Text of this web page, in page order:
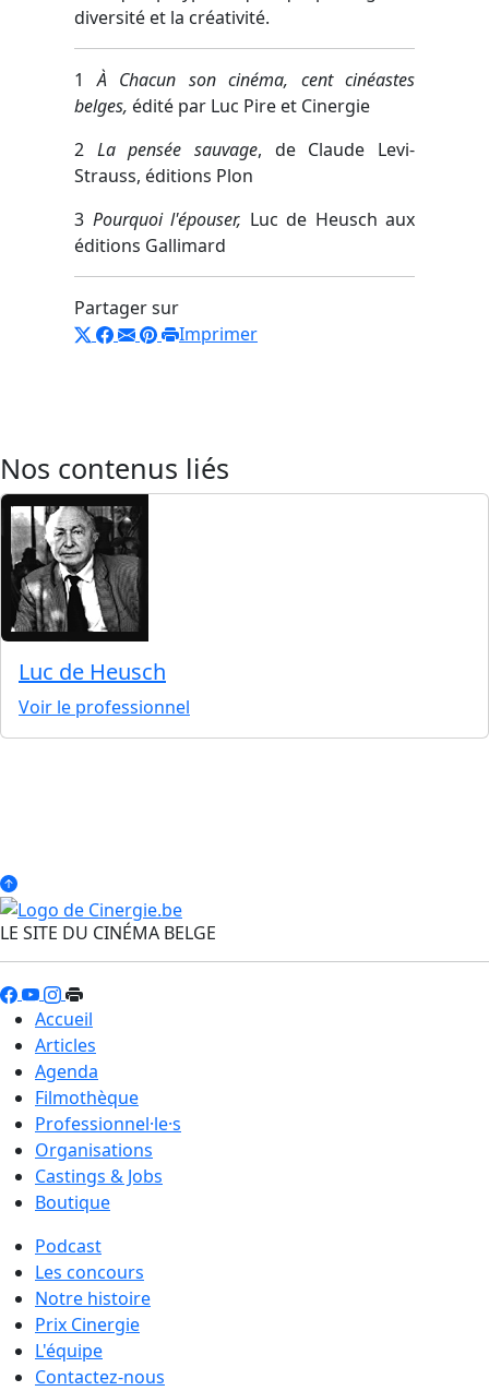
diversité et la créativité.
1À Chacun son cinéma, cent cinéastes
belges, édité par Luc Pire et Cinergie
2 La pensée sauvage, de Claude Levi-
Strauss, éditions Plon
3 Pourquoi l'épouser, Luc de Heusch aux
éditions Gallimard
Partager sur
Imprimer
Nos contenus liés
Luc de Heusch
Voir le professionnel
LE SITE DU CINÉMA BELGE
Accueil
Articles
Agenda
Filmothèque
Professionnel·le·s
Organisations
Castings & Jobs
Boutique
Podcast
Les concours
Notre histoire
Prix Cinergie
L'équipe
Contactez-nous